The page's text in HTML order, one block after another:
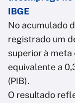
IBGE
No acumulado
registrado um
superior à
equivalente a
(PIB).
O resultado